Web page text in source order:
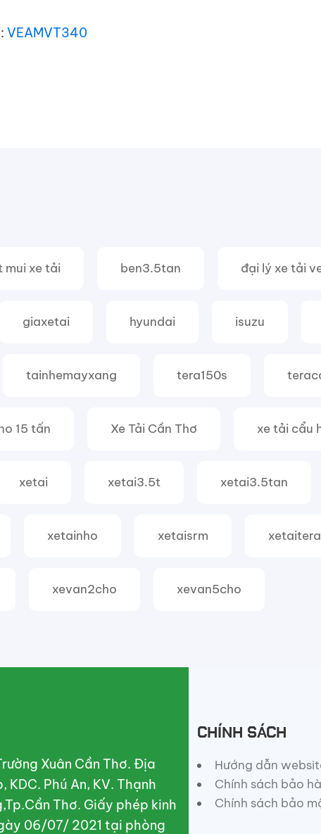
VEAMVT340
mui xe tải ben3.5tan đại lý xe tải
giaxetai hyundai isuzu
tainhemayxang tera150s
15 tấn Xe Tải Cần Thơ xe tải cẩu
xetai xetai3.5t xetai3.5tan
xetainho xetaisrm
xevan2cho xevan5cho
Xuân Cần Thơ. Địa
Phú An, KV. Thạnh
Thơ. Giấy phép kinh
06/07/ 2021 tại phòng
CHÍNH SÁCH
Hướng dẫn
Chính sách bảo
Chính sách bảo